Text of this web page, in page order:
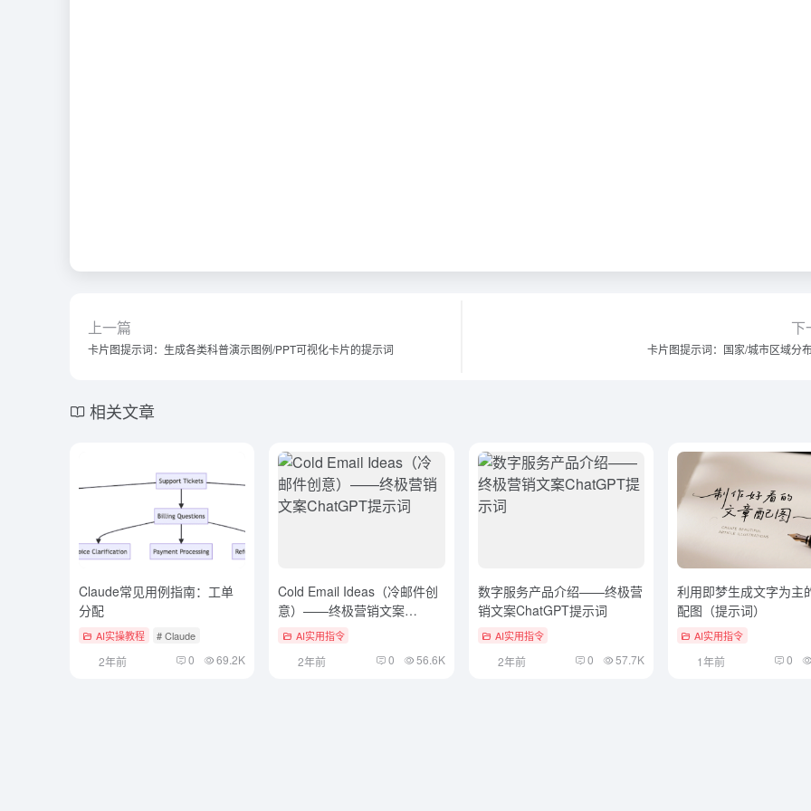
上一篇
卡片图提示词：生成各类科普演示图例/PPT可视化卡片的提示词
下
卡片图提示词：国家/城市区域分
相关文章
Claude常见用例指南：工单
分配
AI实操教程 # Claude
2年前 0 69.2K
Cold Email Ideas（冷邮件创
意）——终极营销文案
ChatGPT提示词
AI实用指令
2年前 0 56.6K
数字服务产品介绍——终极营
销文案ChatGPT提示词
AI实用指令
2年前 0 57.7K
利用即梦生成文字为主
配图（提示词）
AI实用指令
1年前 0